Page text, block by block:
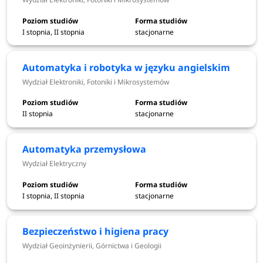
Politechnika Wrocławskakierunki studiów - rekrutacja
Advanced nano and biomaterials-monabiphot -
Wydział Chemiczny
Applied mathematics - Wydział Matematyki
Architektura - Wydział Architektury
Automatyka i robotyka - Wydział Elektroniki, Fotoniki i
Mikrosystemów
Bezpieczeństwo i higiena pracy - Wydział
Biosciences - Wydział Chemiczny
Biotechnologia - Wydział Chemiczny
I stopnia, II stopnia stacjonarne
Automatyka i robotyka w języku angielskim
Wydział Elektroniki, Fotoniki i Mikrosystemów
II stopnia stacjonarne
Automatyka przemysłowa
Wydział Elektryczny
I stopnia, II stopnia stacjonarne
Bezpieczeństwo i higiena pracy
Wydział Geoinżynierii, Górnictwa i Geologii